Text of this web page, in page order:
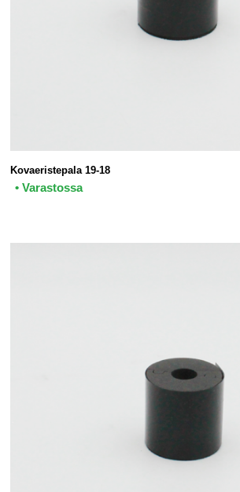
Kovaeristepala 19-18
• Varastossa